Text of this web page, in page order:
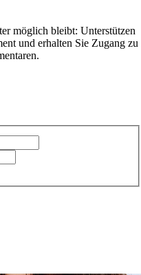
möglich bleibt: Unterstützen
und erhalten Sie Zugang zu